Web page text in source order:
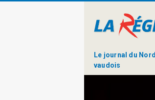
Le journal du Nord
vaudois